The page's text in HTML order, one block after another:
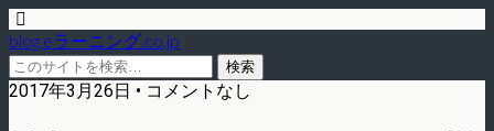
blog.eラーニング.co.jp
2017年3月26日 • コメントなし